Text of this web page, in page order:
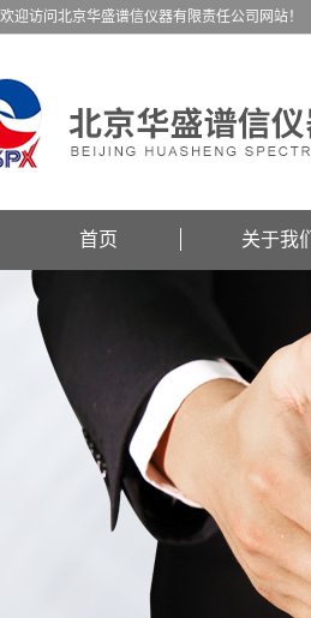
欢迎访问北京华盛谱信仪器有限责任公司网站！
首页 关于我们